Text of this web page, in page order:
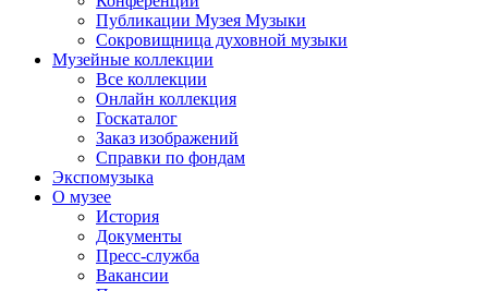
Публикации Музея Музыки
Сокровищница духовной музыки
Музейные коллекции
Все коллекции
Онлайн коллекция
Госкаталог
Заказ изображений
Справки по фондам
Экспомузыка
О музее
История
Документы
Пресс-служба
Вакансии